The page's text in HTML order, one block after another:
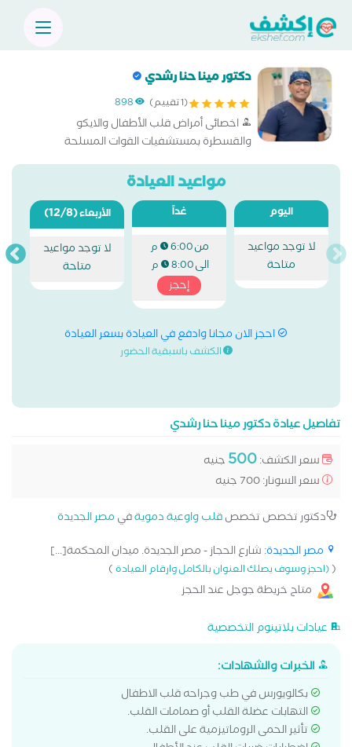
دكتور مينا حنا رشدي
(1 تقييم) 898
اخصائى أمراض قلب الأطفال والايكو
والقسطرة بمستشفيات القوات المسلحة
الماجستير التخصصى لأمراض قلب الأطفال
مستشفى ابو الريش جامعة القاهرة عضو
الأكاديمية الطبية العسكرية
مواعيد العيادة
اليوم
لا توجد مواعيد
متاحة
غداً
من6:00 م
الى8:00 م
إحجز
الأربعاء(12/8)
لا توجد مواعيد
متاحة
احجز الان مجانا وادفع في العيادة بسعر العيادة
الكشف باسبقية الحضور
تفاصيل عيادة دكتور مينا حنا رشدي
سعر الكشف:500 جنيه
سعر السونار: 700 جنيه
دكتور تخصص تخصصقلب واوعية دمويةفي مصر الجديدة
مصر الجديدة: شارع الحجاز - مصر الجديدة. ميدان المحكمة[...]
((احجز وسوف يصلك العنوان بالكامل وارقام العيادة)
متاح خريطة جوجل عند الحجز
عيادات بلاتينوم التخصصية
الخبرات والشهادات:
بكالويورس في طب وجراحه قلب الاطفال
التهابات عضلة القلب أو صمامات القلب.
تأثير الحمى الروماتيزمية على القلب.